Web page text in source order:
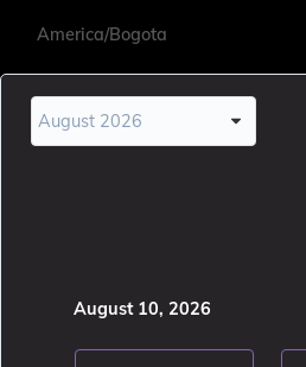
America/Bogota
August 2026
August 10, 2026